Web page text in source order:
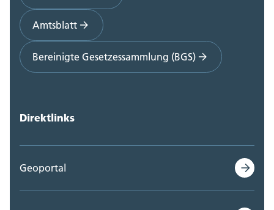
Amtsblatt
Bereinigte Gesetzessammlung (BGS)
Direktlinks
Geoportal